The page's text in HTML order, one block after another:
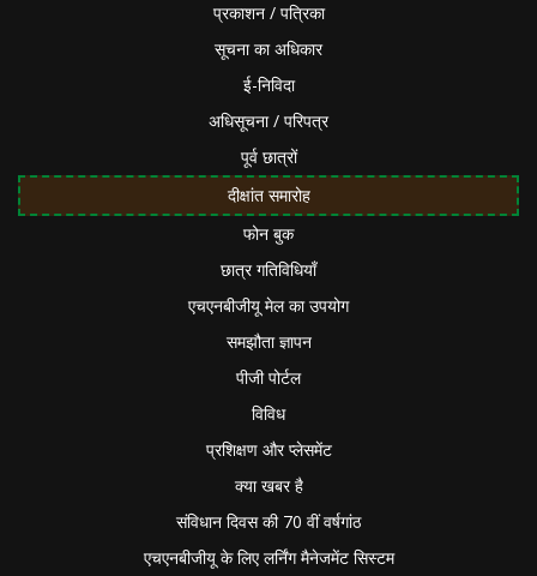
प्रकाशन / पत्रिका
सूचना का अधिकार
ई-निविदा
अधिसूचना / परिपत्र
पूर्व छात्रों
दीक्षांत समारोह
फोन बुक
छात्र गतिविधियाँ
एचएनबीजीयू मेल का उपयोग
समझौता ज्ञापन
पीजी पोर्टल
विविध
प्रशिक्षण और प्लेसमेंट
क्या खबर है
संविधान दिवस की 70 वीं वर्षगांठ
एचएनबीजीयू के लिए लर्निंग मैनेजमेंट सिस्टम